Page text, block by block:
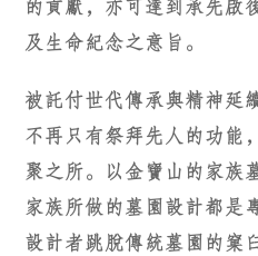
的貢獻，亦可達到承先啟
及生命紀念之意旨。
被託付世代傳承與精神延
不再只有祭拜先人的功能
聚之所。以金寶山的家族
家族所做的墓園設計都是
設計者跳脫傳統墓園的窠